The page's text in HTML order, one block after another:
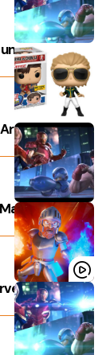
serie di
sarà
vs
vs.